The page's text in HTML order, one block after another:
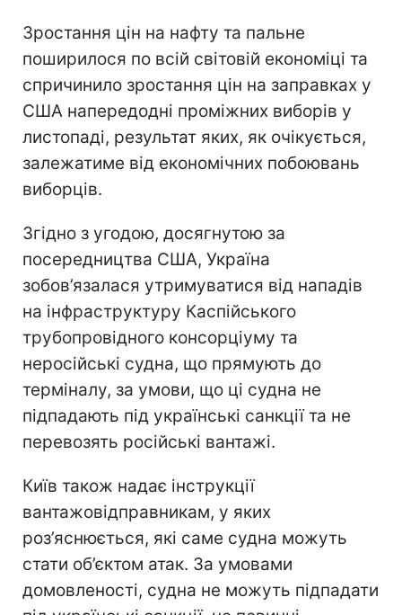
Зростання цін на нафту та пальне
поширилося по всій світовій економіці та
спричинило зростання цін на заправках у
США напередодні проміжних виборів у
листопаді, результат яких, як очікується,
залежатиме від економічних побоювань
виборців.
Згідно з угодою, досягнутою за
посередництва США, Україна
зобов’язалася утримуватися від нападів
на інфраструктуру Каспійського
трубопровідного консорціуму та
неросійські судна, що прямують до
терміналу, за умови, що ці судна не
підпадають під українські санкції та не
перевозять російські вантажі.
Київ також надає інструкції
вантажовідправникам, у яких
роз’яснюється, які саме судна можуть
стати об’єктом атак. За умовами
домовленості, судна не можуть підпадати